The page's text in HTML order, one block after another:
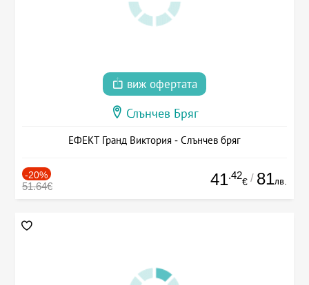
виж офертата
Слънчев Бряг
ЕФЕКТ Гранд Виктория - Слънчев бряг
-20%
51.64€ 41.42
€ / 81лв.